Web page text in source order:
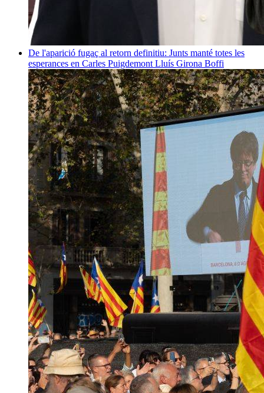
De l'aparició fugaç al retorn definitiu: Junts manté totes les
esperances en Carles Puigdemont Lluís Girona Boffi